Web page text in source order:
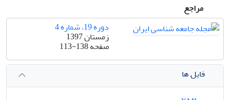
مراجع
دوره 19، شماره 4
زمستان 1397
صفحه113-138
فایل ها